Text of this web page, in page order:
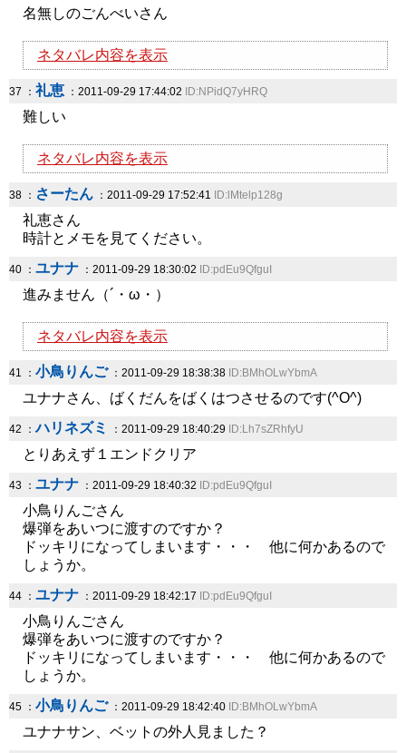
名無しのごんべいさん
ネタバレ内容を表示
37 ： 礼恵 ：2011-09-29 17:44:02 ID:NPidQ7yHRQ
難しい
ネタバレ内容を表示
38 ： さーたん ：2011-09-29 17:52:41 ID:lMtelp128g
礼恵さん
時計とメモを見てください。
40 ： ユナナ ：2011-09-29 18:30:02 ID:pdEu9QfguI
進みません（´・ω・）
ネタバレ内容を表示
41 ： 小鳥りんご：2011-09-29 18:38:38 ID:BMhOLwYbmA
ユナナさん、ばくだんをばくはつさせるのです(^O^)
42 ：ハリネズミ ：2011-09-29 18:40:29 ID:Lh7sZRhfyU
とりあえず１エンドクリア
43 ： ユナナ ：2011-09-29 18:40:32 ID:pdEu9QfguI
小鳥りんごさん
爆弾をあいつに渡すのですか？
ドッキリになってしまいます・・・ 他に何かあるので
しょうか。
44 ： ユナナ ：2011-09-29 18:42:17 ID:pdEu9QfguI
小鳥りんごさん
爆弾をあいつに渡すのですか？
ドッキリになってしまいます・・・ 他に何かあるので
しょうか。
45 ： 小鳥りんご：2011-09-29 18:42:40 ID:BMhOLwYbmA
ユナナサン、ベットの外人見ました？